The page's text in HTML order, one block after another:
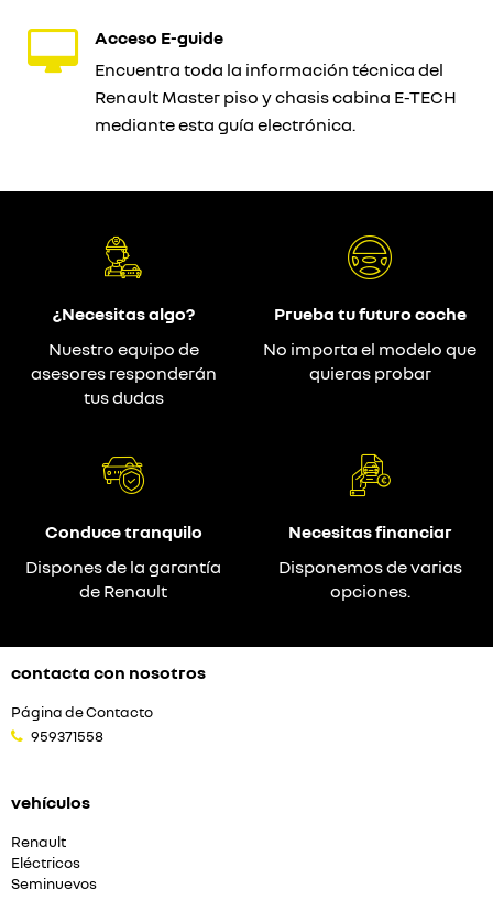
Acceso E-guide
Encuentra toda la información técnica del
Renault Master piso y chasis cabina E-TECH
mediante esta guía electrónica.
¿Necesitas algo?
Nuestro equipo de
asesores responderán
tus dudas
Prueba tu futuro coche
No importa el modelo que
quieras probar
Conduce tranquilo
Dispones de la garantía
de Renault
Necesitas financiar
Disponemos de varias
opciones.
contacta con nosotros
Página de Contacto
959371558
vehículos
Renault
Eléctricos
Seminuevos